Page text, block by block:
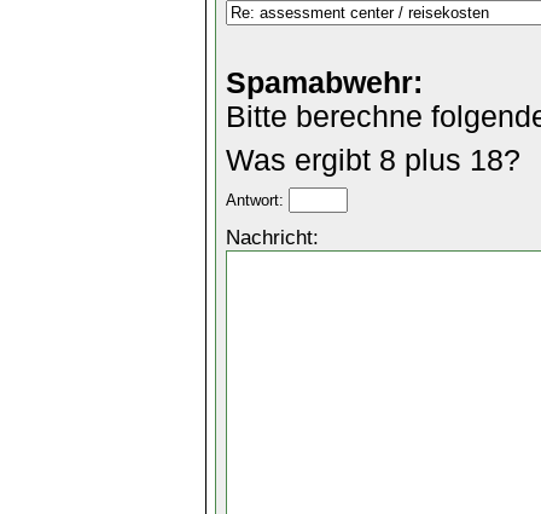
Spamabwehr:
Bitte berechne
Was ergibt 8 plus 18?
Antwort:
Nachricht: